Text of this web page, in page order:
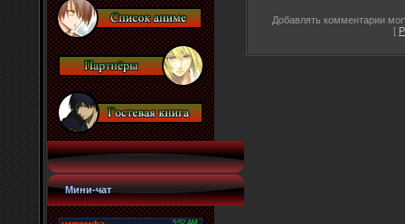
Мини-чат
Добавлять комментарии
[